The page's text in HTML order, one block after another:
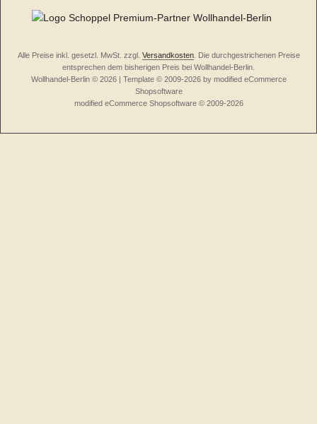
Alle Preise inkl. gesetzl. MwSt. zzgl. Versandkosten. Die durchgestrichenen Preise
entsprechen dem bisherigen Preis bei Wollhandel-Berlin.
Wollhandel-Berlin © 2026 | Template © 2009-2026 by modified eCommerce
Shopsoftware
modified eCommerce Shopsoftware © 2009-2026